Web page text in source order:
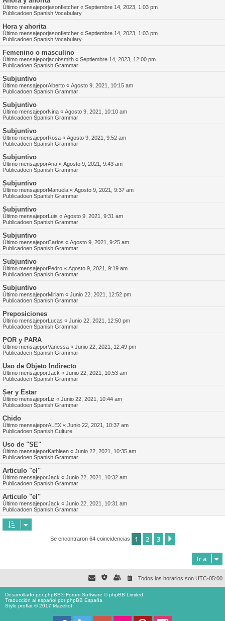
Último mensajeporjasonfletcher « Septiembre 14, 2023, 1:03 pm
Publicadoen Spanish Vocabulary
Hora y ahorita
Último mensajeporjasonfletcher « Septiembre 14, 2023, 1:03 pm
Publicadoen Spanish Vocabulary
Femenino o masculino
Último mensajeporjacobsmith « Septiembre 14, 2023, 12:00 pm
Publicadoen Spanish Grammar
Subjuntivo
Último mensajeporAlberto « Agosto 9, 2021, 10:15 am
Publicadoen Spanish Grammar
Subjuntivo
Último mensajeporNina « Agosto 9, 2021, 10:10 am
Publicadoen Spanish Grammar
Subjuntivo
Último mensajeporRosa « Agosto 9, 2021, 9:52 am
Publicadoen Spanish Grammar
Subjuntivo
Último mensajeporAna « Agosto 9, 2021, 9:43 am
Publicadoen Spanish Grammar
Subjuntivo
Último mensajeporManuela « Agosto 9, 2021, 9:37 am
Publicadoen Spanish Grammar
Subjuntivo
Último mensajeporLuis « Agosto 9, 2021, 9:31 am
Publicadoen Spanish Grammar
Subjuntivo
Último mensajeporCarlos « Agosto 9, 2021, 9:25 am
Publicadoen Spanish Grammar
Subjuntivo
Último mensajeporPedro « Agosto 9, 2021, 9:19 am
Publicadoen Spanish Grammar
Subjuntivo
Último mensajeporMiriam « Junio 22, 2021, 12:52 pm
Publicadoen Spanish Grammar
Preposiciones
Último mensajeporLucas « Junio 22, 2021, 12:50 pm
Publicadoen Spanish Grammar
POR y PARA
Último mensajeporVanessa « Junio 22, 2021, 12:49 pm
Publicadoen Spanish Grammar
Uso de Objeto Indirecto
Último mensajeporJack « Junio 22, 2021, 10:53 am
Publicadoen Spanish Grammar
Ser y Estar
Último mensajeporLiz « Junio 22, 2021, 10:44 am
Publicadoen Spanish Grammar
Chido
Último mensajeporALEX « Junio 22, 2021, 10:37 am
Publicadoen Spanish Culture
Uso de "SE"
Último mensajeporKathleen « Junio 22, 2021, 10:35 am
Publicadoen Spanish Grammar
Articulo "el"
Último mensajeporJack « Junio 22, 2021, 10:32 am
Publicadoen Spanish Grammar
Articulo "el"
Último mensajeporJack « Junio 22, 2021, 10:31 am
Publicadoen Spanish Grammar
Se encontraron 64 coincidencias 1 2 3
Ir a
Todos los horarios son UTC-05:00
Desarrollado porphpBB® Forum Software © phpBB Limited
Traducción al español porphpBB España
Style proflat © 2017 Mazeltof